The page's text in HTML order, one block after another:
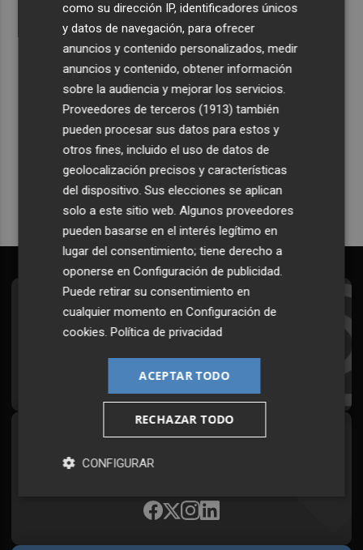
Recibe toda la actualidad de
Plaza Podcast en tu correo
Quiero suscribirme
Suscríbete al Boletín
Todos los días a primera hora en tu email
¡Quiero suscribirme!
Síguenos en redes
Plaza Podcast, desde cualquier medio
como su dirección IP, identificadores únicos
y datos de navegación, para ofrecer
anuncios y contenido personalizados, medir
anuncios y contenido, obtener información
sobre la audiencia y mejorar los servicios.
Proveedores de terceros (1913) también
pueden procesar sus datos para estos y
otros fines, incluido el uso de datos de
geolocalización precisos y características
del dispositivo. Sus elecciones se aplican
solo a este sitio web. Algunos proveedores
pueden basarse en el interés legítimo en
lugar del consentimiento; tiene derecho a
oponerse enConfiguración de publicidad.
Puede retirar su consentimiento en
cualquier momento enConfiguración de
cookies.Política de privacidad
ACEPTAR TODO
RECHAZAR TODO
CONFIGURAR